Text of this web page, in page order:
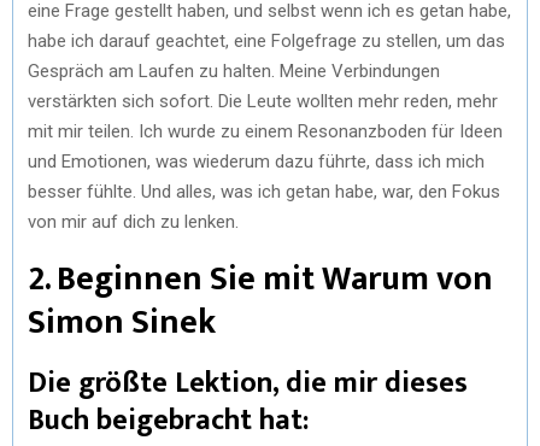
eine Frage gestellt haben, und selbst wenn ich es getan habe,
habe ich darauf geachtet, eine Folgefrage zu stellen, um das
Gespräch am Laufen zu halten. Meine Verbindungen
verstärkten sich sofort. Die Leute wollten mehr reden, mehr
mit mir teilen. Ich wurde zu einem Resonanzboden für Ideen
und Emotionen, was wiederum dazu führte, dass ich mich
besser fühlte. Und alles, was ich getan habe, war, den Fokus
von mir auf dich zu lenken.
2. Beginnen Sie mit Warum von
Simon Sinek
Die größte Lektion, die mir dieses
Buch beigebracht hat: